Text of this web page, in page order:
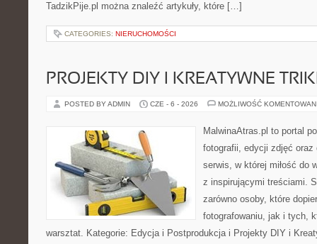
TadzikPije.pl można znaleźć artykuły, które […]
CATEGORIES: NIERUCHOMOŚCI
PROJEKTY DIY I KREATYWNE
POSTED BY ADMIN CZE - 6 - 2026 MOŻLIWOŚĆ
MalwinaAtras.pl to portal
fotografii, edycji zdjęć oraz
serwis, w której miłość do
z inspirującymi treściami.
zarówno osoby, które
fotografowaniu, jak i tych,
warsztat. Kategorie: Edycja i Postprodukcja i Projekty DIY i